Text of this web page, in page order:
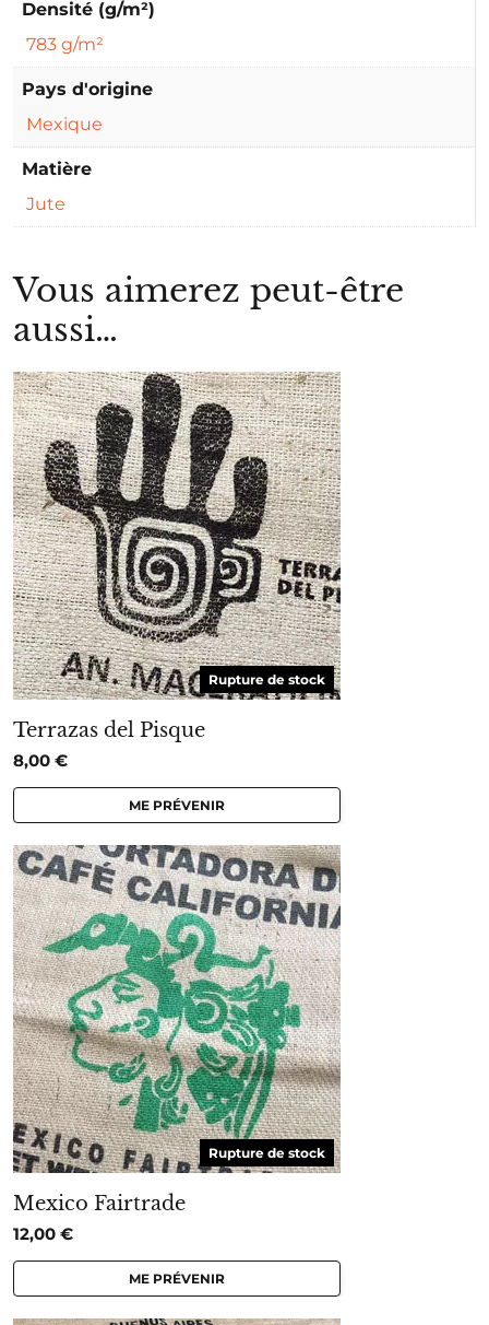
Densité (g/m²)
783 g/m²
Pays d'origine
Mexique
Matière
Jute
Vous aimerez peut-être
aussi…
Rupture de stock
Terrazas del Pisque
8,00 €
ME PRÉVENIR
Rupture de stock
Mexico Fairtrade
12,00 €
ME PRÉVENIR